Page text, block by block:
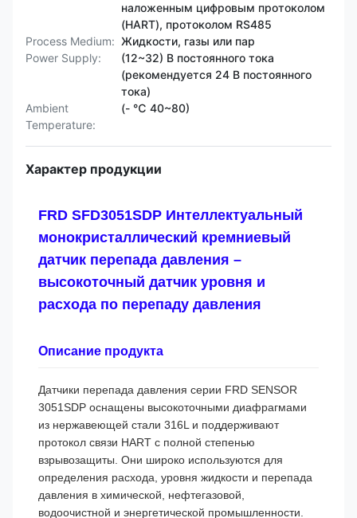
наложенным цифровым протоколом
(HART), протоколом RS485
Process Medium: Жидкости, газы или пар
Power Supply:
(12~32) В постоянного тока
(рекомендуется 24 В постоянного
тока)
Ambient
Temperature:
(- ℃ 40~80)
Характер продукции
FRD SFD3051SDP Интеллектуальный
монокристаллический кремниевый
датчик перепада давления –
высокоточный датчик уровня и
расхода по перепаду давления
Описание продукта
Датчики перепада давления серии FRD SENSOR
3051SDP оснащены высокоточными диафрагмами
из нержавеющей стали 316L и поддерживают
протокол связи HART с полной степенью
взрывозащиты. Они широко используются для
определения расхода, уровня жидкости и перепада
давления в химической, нефтегазовой,
водоочистной и энергетической промышленности.